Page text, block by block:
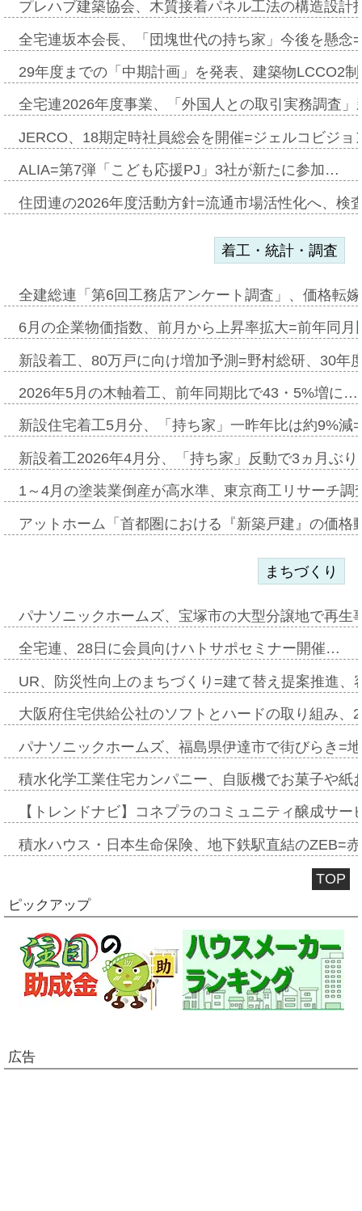
プレハブ建築協会、木質接着パネル工法の構造設
全宅連坂本会長、「団塊世代の持ち家」今後を懸
29年度までの「中期計画」を発表、建築物LCCO2
全宅連2026年度事業、「外国人との取引実務調査
JERCO、18期定時社員総会を開催=ジェルコビジ
ALIA=第7弾「こども応援PJ」3社が新たに参加…
住団連の2026年度活動方針=流通市場活性化へ、検
着工・統計・調査
全建総連「第6回工務店アンケート調査」、価格転
6月の企業物価指数、前月から上昇率拡大=前年同
新設着工、80万戸に向け増加予測=野村総研、30年
2026年5月の木軸着工、前年同期比で43・5%増に…
新設住宅着工5月分、「持ち家」一昨年比は約9%
新設着工2026年4月分、「持ち家」反動で3ヵ月ぶ
1～4月の塗装業倒産が高水準、東京商工リサーチ
アットホーム「首都圏における『新築戸建』の価
まちづくり
パナソニックホームズ、宝塚市の大型分譲地で再
全宅連、28日に会員向けハトサポセミナー開催…
UR、防災性向上のまちづくり=建て替え提案推進
大阪府住宅供給公社のソフトとハードの取り組み
パナソニックホームズ、福島県伊達市で街びらき=
積水化学工業住宅カンパニー、自販機でお菓子や
【トレンドナビ】コネプラのコミュニティ醸成サ
積水ハウス・日本生命保険、地下鉄駅直結のZEB=
TOP
ピックアップ
広告